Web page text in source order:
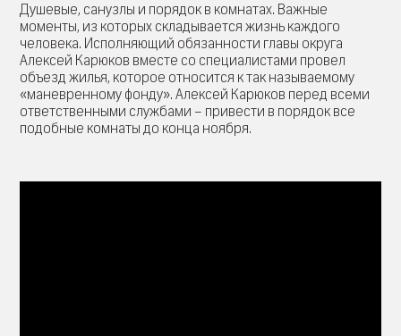
Душевые, санузлы и порядок в комнатах. Важные
моменты, из которых складывается жизнь каждого
человека. Исполняющий обязанности главы округа
Алексей Карюков вместе со специалистами провел
объезд жилья, которое относится к так называемому
«маневренному фонду». Алексей Карюков перед всеми
ответственными службами – привести в порядок все
подобные комнаты до конца ноября.